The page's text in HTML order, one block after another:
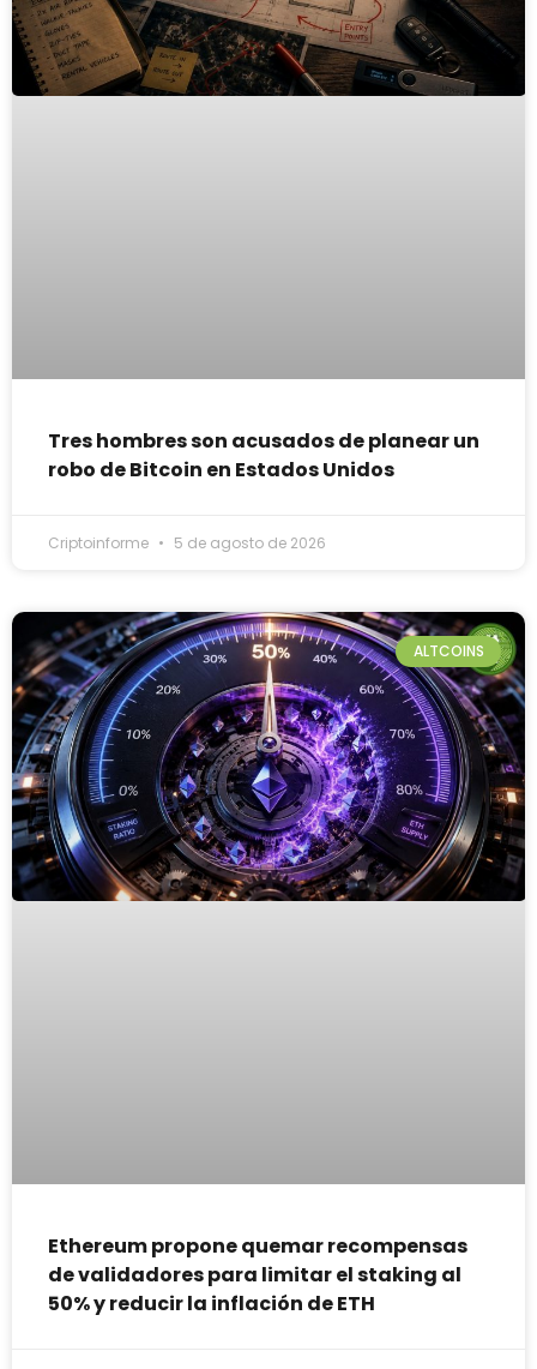
Tres hombres son acusados de planear un
robo de Bitcoin en Estados Unidos
Criptoinforme 5 de agosto de 2026
ALTCOINS
Ethereum propone quemar recompensas
de validadores para limitar el staking al
50% y reducir la inflación de ETH